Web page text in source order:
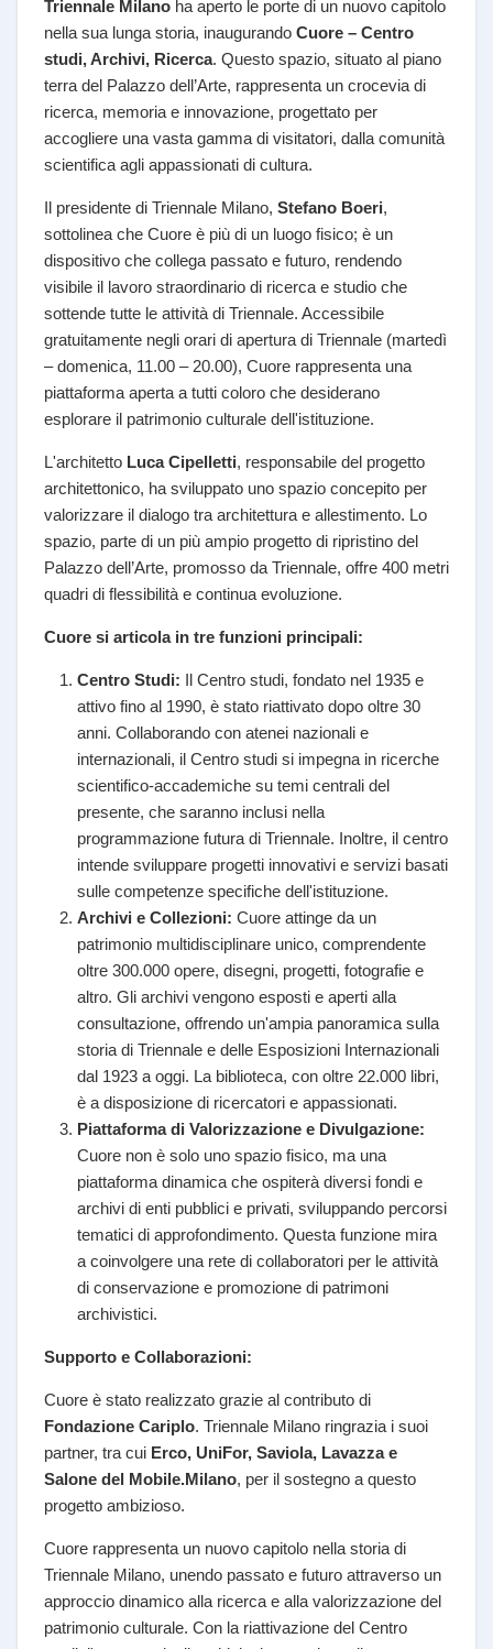
Triennale Milano ha aperto le porte di un nuovo capitolo
nella sua lunga storia, inaugurando Cuore – Centro
studi, Archivi, Ricerca. Questo spazio, situato al piano
terra del Palazzo dell’Arte, rappresenta un crocevia di
ricerca, memoria e innovazione, progettato per
accogliere una vasta gamma di visitatori, dalla comunità
scientifica agli appassionati di cultura.
Il presidente di Triennale Milano, Stefano Boeri,
sottolinea che Cuore è più di un luogo fisico; è un
dispositivo che collega passato e futuro, rendendo
visibile il lavoro straordinario di ricerca e studio che
sottende tutte le attività di Triennale. Accessibile
gratuitamente negli orari di apertura di Triennale (martedì
– domenica, 11.00 – 20.00), Cuore rappresenta una
piattaforma aperta a tutti coloro che desiderano
esplorare il patrimonio culturale dell'istituzione.
L'architetto Luca Cipelletti, responsabile del progetto
architettonico, ha sviluppato uno spazio concepito per
valorizzare il dialogo tra architettura e allestimento. Lo
spazio, parte di un più ampio progetto di ripristino del
Palazzo dell’Arte, promosso da Triennale, offre 400 metri
quadri di flessibilità e continua evoluzione.
Cuore si articola in tre funzioni principali:
Centro Studi: Il Centro studi, fondato nel 1935 e
attivo fino al 1990, è stato riattivato dopo oltre 30
anni. Collaborando con atenei nazionali e
internazionali, il Centro studi si impegna in ricerche
scientifico-accademiche su temi centrali del
presente, che saranno inclusi nella
programmazione futura di Triennale. Inoltre, il centro
intende sviluppare progetti innovativi e servizi basati
sulle competenze specifiche dell'istituzione.
Archivi e Collezioni: Cuore attinge da un
patrimonio multidisciplinare unico, comprendente
oltre 300.000 opere, disegni, progetti, fotografie e
altro. Gli archivi vengono esposti e aperti alla
consultazione, offrendo un'ampia panoramica sulla
storia di Triennale e delle Esposizioni Internazionali
dal 1923 a oggi. La biblioteca, con oltre 22.000 libri,
è a disposizione di ricercatori e appassionati.
Piattaforma di Valorizzazione e Divulgazione:
Cuore non è solo uno spazio fisico, ma una
piattaforma dinamica che ospiterà diversi fondi e
archivi di enti pubblici e privati, sviluppando percorsi
tematici di approfondimento. Questa funzione mira
a coinvolgere una rete di collaboratori per le attività
di conservazione e promozione di patrimoni
archivistici.
Supporto e Collaborazioni:
Cuore è stato realizzato grazie al contributo di
Fondazione Cariplo. Triennale Milano ringrazia i suoi
partner, tra cui Erco, UniFor, Saviola, Lavazza e
Salone del Mobile.Milano, per il sostegno a questo
progetto ambizioso.
Cuore rappresenta un nuovo capitolo nella storia di
Triennale Milano, unendo passato e futuro attraverso un
approccio dinamico alla ricerca e alla valorizzazione del
patrimonio culturale. Con la riattivazione del Centro